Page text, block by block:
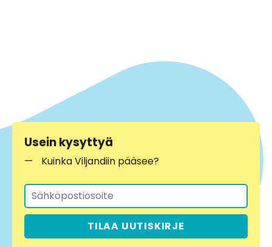
Usein kysyttyä
Kuinka Viljandiin pääsee?
TILAA UUTISKIRJE